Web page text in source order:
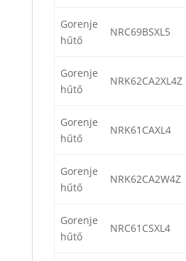
Gorenje
hűtő
NRC69BSXL5
Gorenje
hűtő
NRK62CA2XL4Z
Gorenje
hűtő
NRK61CAXL4
Gorenje
hűtő
NRK62CA2W4Z
Gorenje
hűtő
NRC61CSXL4